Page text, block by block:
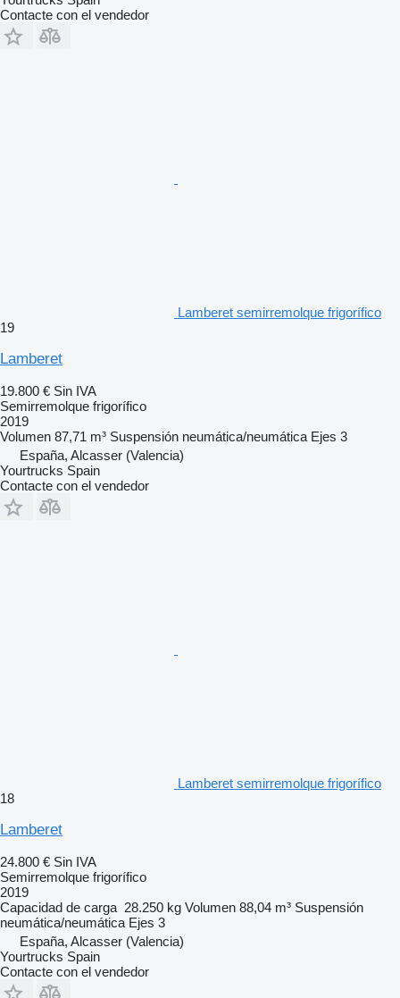
Contacte con el vendedor
Lamberet semirremolque frigorífico
19
Lamberet
19.800 € Sin IVA
Semirremolque frigorífico
2019
Volumen 87,71 m³ Suspensión neumática/neumática Ejes 3
España, Alcasser (Valencia)
Yourtrucks Spain
Contacte con el vendedor
Lamberet semirremolque frigorífico
18
Lamberet
24.800 € Sin IVA
Semirremolque frigorífico
2019
Capacidad de carga 28.250 kg Volumen 88,04 m³ Suspensión
neumática/neumática Ejes 3
España, Alcasser (Valencia)
Yourtrucks Spain
Contacte con el vendedor